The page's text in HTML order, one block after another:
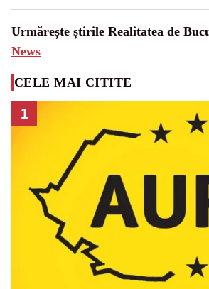
Urmărește știrile Realitatea de
News
CELE MAI CITITE
1